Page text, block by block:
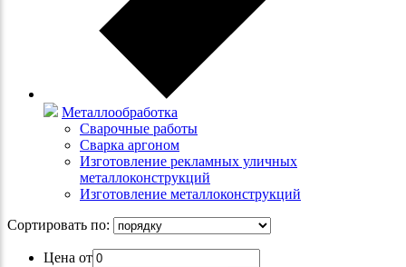
Металлообработка
Сварочные работы
Сварка аргоном
Изготовление рекламных уличных
металлоконструкций
Изготовление металлоконструкций
Сортировать по:
Цена от